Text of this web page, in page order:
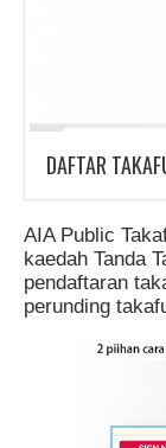
DAFTAR
AIA Public
kaedah Tanda
pendaftaran
perunding